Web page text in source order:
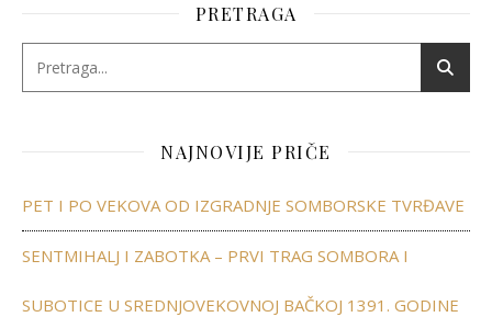
PRETRAGA
NAJNOVIJE PRIČE
PET I PO VEKOVA OD IZGRADNJE SOMBORSKE TVRĐAVE
SENTMIHALJ I ZABOTKA – PRVI TRAG SOMBORA I
SUBOTICE U SREDNJOVEKOVNOJ BAČKOJ 1391. GODINE